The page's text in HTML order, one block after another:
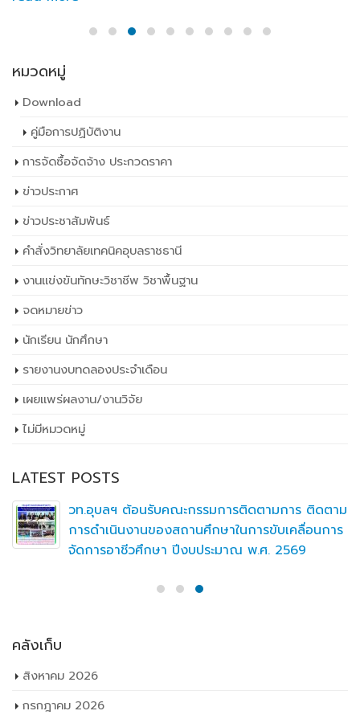
หมวดหมู่
Download
คู่มือการปฏิบัติงาน
การจัดซื้อจัดจ้าง ประกวดราคา
ข่าวประกาศ
ข่าวประชาสัมพันธ์
คำสั่งวิทยาลัยเทคนิคอุบลราชธานี
งานแข่งขันทักษะวิชาชีพ วิชาพื้นฐาน
จดหมายข่าว
นักเรียน นักศึกษา
รายงานงบทดลองประจำเดือน
เผยเเพร่ผลงาน/งานวิจัย
ไม่มีหมวดหมู่
LATEST POSTS
วท.อุบลฯ ต้อนรับคณะกรรมการติดตามการ ติดตาม
การดำเนินงานของสถานศึกษาในการขับเคลื่อนการ
จัดการอาชีวศึกษา ปีงบประมาณ พ.ศ. 2569
คลังเก็บ
สิงหาคม 2026
กรกฎาคม 2026